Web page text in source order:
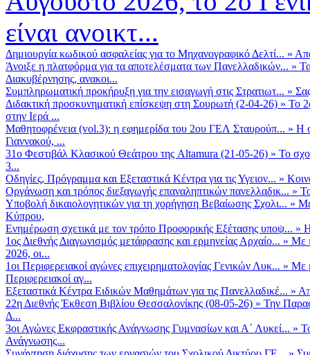
είναι ανοικτ...
Δημιουργία κωδικού ασφαλείας για το Μηχανογραφικό Δελτί... »
Άνοιξε η πλατφόρμα για τα αποτελέσματα των Πανελλαδικών... »
Διακυβέρνησης, ανακοι...
Συμπληρωματική προκήρυξη για την εισαγωγή στις Στρατιωτ... »
Διδακτική προσκυνηματική επίσκεψη στη Σουρωτή (2-04-26) » Το
στην Ιερά ...
Μαθητοφρένεια (vol.3): η εφημερίδα του 2ου ΓΕΛ Σταυρούπ... » Η
Γιαννακού, ...
31ο Φεστιβάλ Κλασικού Θεάτρου της Altamura (21-05-26) » Το
3...
Οδηγίες, Πρόγραμμα και Εξεταστικά Κέντρα για τις Υγειον... »
Οργάνωση και τρόπος διεξαγωγής επαναληπτικών πανελλαδικ... »
Υποβολή δικαιολογητικών για τη χορήγηση Βεβαίωσης Σχολι... »
Κύπρου,
Ενημέρωση σχετικά με τον τρόπο Προφορικής Εξέτασης υποψ... »
1ος Διεθνής Διαγωνισμός μετάφρασης και ερμηνείας Αρχαίο... » Με
2026, οι...
1οι Περιφερειακοί αγώνες επιχειρηματολογίας Γενικών Λυκ... » Με
Περιφερειακοί αγ...
Εξεταστικά Κέντρα Ειδικών Μαθημάτων για τις Πανελλαδικέ... »
22η Διεθνής Έκθεση Βιβλίου Θεσσαλονίκης (08-05-26) » Την
Δ...
3οι Αγώνες Εκφραστικής Ανάγνωσης Γυμνασίων και Α΄ Λυκεί... »
Ανάγνωσης...